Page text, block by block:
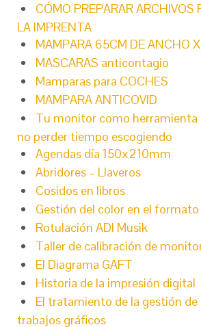
CÓMO PREPARAR ARCHIVOS
LA IMPRENTA
MAMPARA 65CM DE ANCHO
MASCARAS anticontagio
Mamparas para COCHES
MAMPARA ANTICOVID
Tu monitor como herramienta
no perder tiempo escogiendo
Agendas día 150x210mm
Abridores – Llaveros
Cosidos en libros
Gestión del color en el formato
Rotulación ADI Musik
Taller de calibración de
El Diagrama GAFT
Historia de la impresión digital
El tratamiento de la gestión
trabajos gráficos